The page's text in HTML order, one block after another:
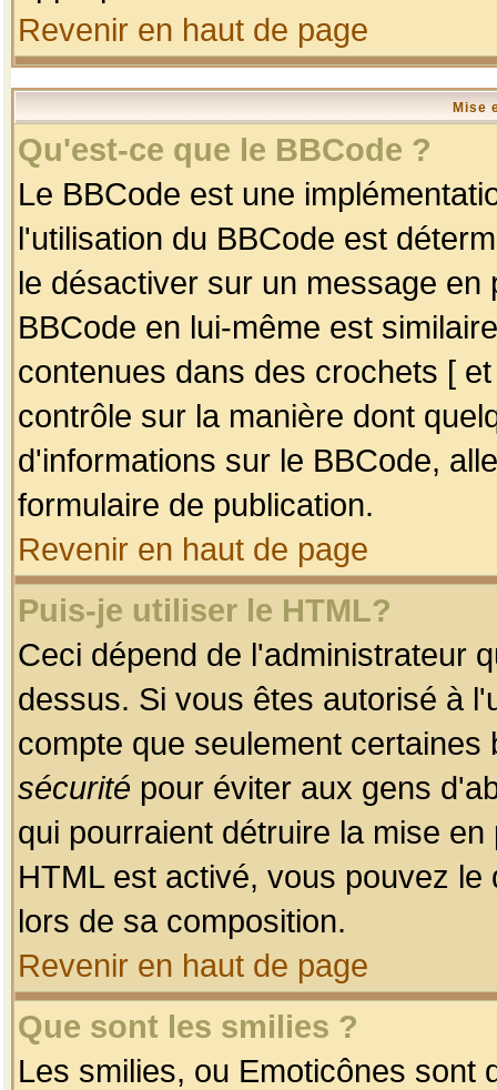
Revenir en haut de page
Mise
Qu'est-ce que le BBCode ?
Le BBCode est une
l'utilisation du BBCode est
le désactiver sur un message
BBCode en lui-même est
contenues dans des crochets [
contrôle sur la manière dont
d'informations sur le BBCode,
formulaire de publication.
Revenir en haut de page
Puis-je utiliser le HTML?
Ceci dépend de l'administrateur
dessus. Si vous êtes autorisé à
compte que seulement
sécurité pour éviter aux gens
qui pourraient détruire la mise
HTML est activé, vous pouvez
lors de sa composition.
Revenir en haut de page
Que sont les smilies ?
Les smilies, ou Emoticônes sont